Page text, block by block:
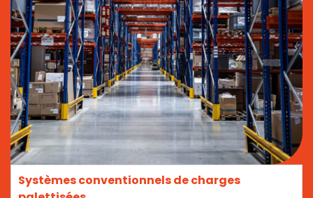
Systèmes conventionnels de charges